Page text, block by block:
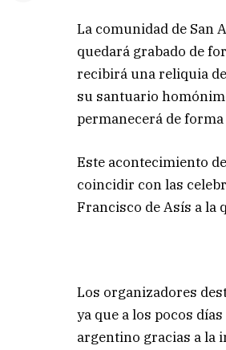
La comunidad de San
quedará grabado de
recibirá una reliquia
su santuario
permanecerá de
Este acontecimiento
coincidir con las
Francisco de Asís a la
Los organizadores
ya que a los pocos
argentino gracias a la